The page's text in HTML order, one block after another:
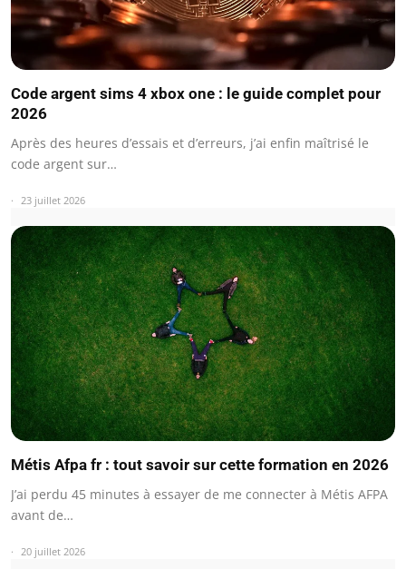
Code argent sims 4 xbox one : le guide complet pour
2026
Après des heures d’essais et d’erreurs, j’ai enfin maîtrisé le
code argent sur…
23 juillet 2026
Métis Afpa fr : tout savoir sur cette formation en 2026
J’ai perdu 45 minutes à essayer de me connecter à Métis AFPA
avant de…
20 juillet 2026